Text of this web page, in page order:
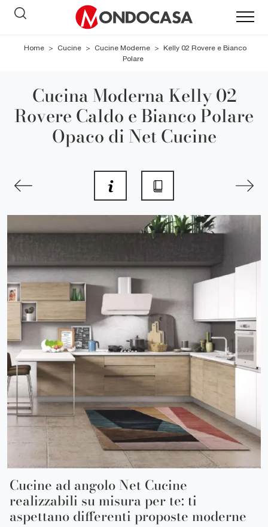
Home > Cucine > Cucine Moderne > Kelly 02 Rovere e Bianco
Polare
Cucina Moderna Kelly 02
Rovere Caldo e Bianco Polare
Opaco di Net Cucine
Cucine ad angolo Net Cucine
realizzabili su misura per te: ti
aspettano differenti proposte moderne